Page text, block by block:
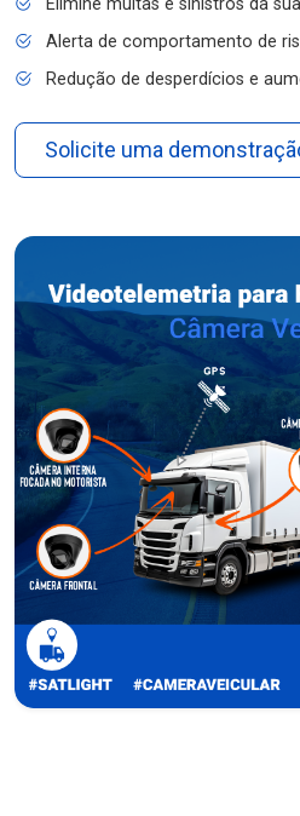
Elimine multas e sinistros da
Alerta de comportamento de
Redução de desperdícios e
Solicite uma